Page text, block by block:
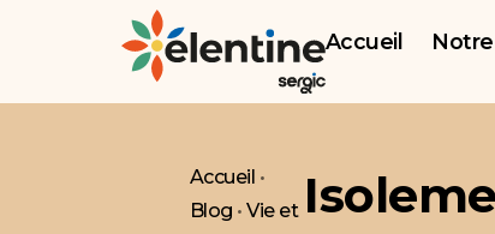
Accueil
Accueil •
Blog •Vie et